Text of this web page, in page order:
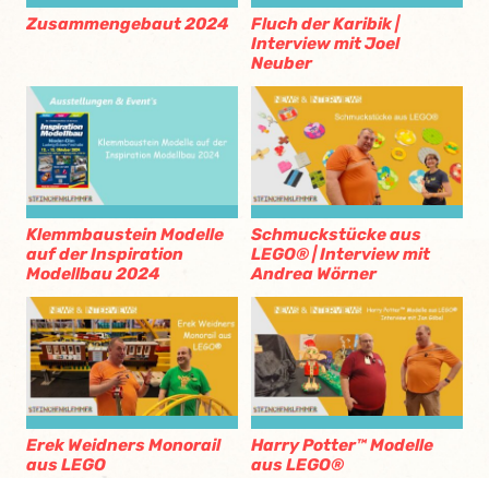
Zusammengebaut 2024
Fluch der Karibik |
Interview mit Joel
Neuber
Klemmbaustein Modelle
auf der Inspiration
Modellbau 2024
Schmuckstücke aus
LEGO® | Interview mit
Andrea Wörner
Erek Weidners Monorail
aus LEGO
Harry Potter™ Modelle
aus LEGO®